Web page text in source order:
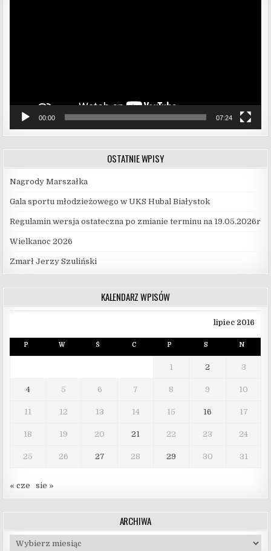
00:00 07:24
OSTATNIE WPISY
Nagrody Marszałka
Gala sportu młodzieżowego w UKS Hubal Białystok
Regulamin wersja ostateczna po zmianie terminu na 19.05.2026r
Wielkanoc 2026
Zmarł Jerzy Szuliński
KALENDARZ WPISÓW
lipiec 2016
P W Ś C P S N
1 2 3
4 5 6 7 8 9 10
11 12 13 14 15 16 17
18 19 20 21 22 23 24
25 26 27 28 29 30 31
« cze sie »
ARCHIWA
Archiwa